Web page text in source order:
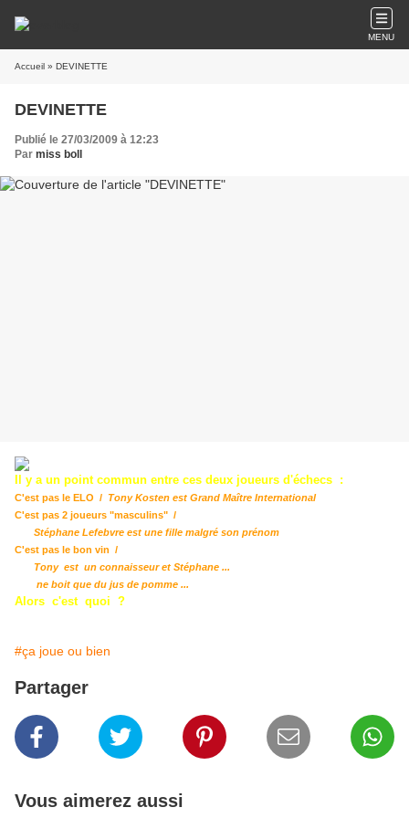
MENU
Accueil » DEVINETTE
DEVINETTE
Publié le 27/03/2009 à 12:23
Par miss boll
Il y a un point commun entre ces deux joueurs d'échecs :
C'est pas le ELO / Tony Kosten est Grand Maître International
C'est pas 2 joueurs "masculins" /
Stéphane Lefebvre est une fille malgré son prénom
C'est pas le bon vin /
Tony est un connaisseur et Stéphane ...
ne boit que du jus de pomme ...
Alors c'est quoi ?
#ça joue ou bien
Partager
Vous aimerez aussi